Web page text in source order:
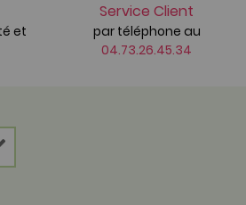
et
Service Client
par téléphone au
04.73.26.45.34